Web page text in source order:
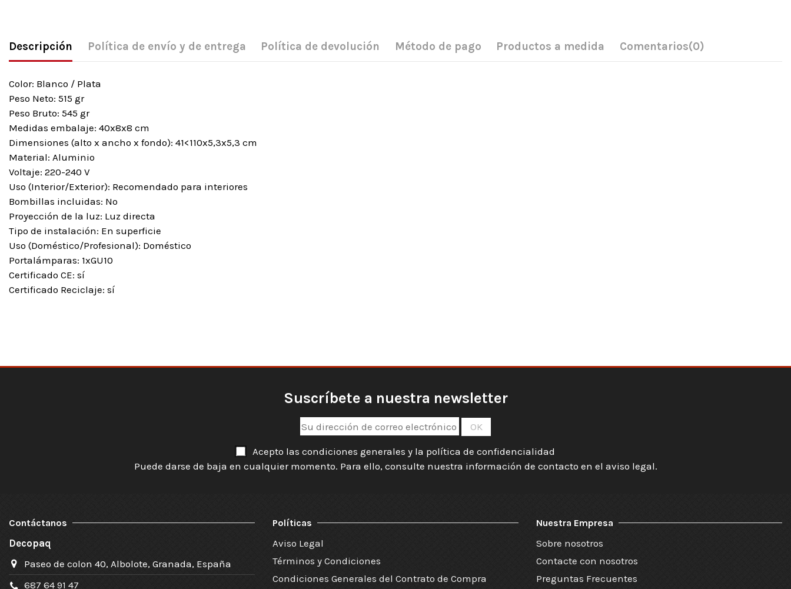
Descripción Política de envío y de entrega Política de devolución Método de pago Productos a medida Comentarios(0)
Color: Blanco / Plata
Peso Neto: 515 gr
Peso Bruto: 545 gr
Medidas embalaje: 40x8x8 cm
Dimensiones (alto x ancho x fondo): 41<110x5,3x5,3 cm
Material: Aluminio
Voltaje: 220-240 V
Uso (Interior/Exterior): Recomendado para interiores
Bombillas incluidas: No
Proyección de la luz: Luz directa
Tipo de instalación: En superficie
Uso (Doméstico/Profesional): Doméstico
Portalámparas: 1xGU10
Certificado CE: sí
Certificado Reciclaje: sí
Suscríbete a nuestra newsletter
Acepto las condiciones generales y la política de confidencialidad
Puede darse de baja en cualquier momento. Para ello, consulte nuestra información de contacto en el aviso legal.
Contáctanos
Decopaq
Paseo de colon 40, Albolote, Granada, España
687 64 91 47
Políticas
Aviso Legal
Términos y Condiciones
Condiciones Generales del Contrato de Compra
Nuestra Empresa
Sobre nosotros
Contacte con nosotros
Preguntas Frecuentes